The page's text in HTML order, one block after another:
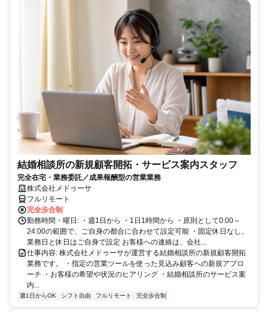
結婚相談所の新規顧客開拓・サービス案内スタッフ
完全在宅・業務委託／成果報酬型の営業業務
株式会社メドゥーサ
フルリモート
完全歩合制
勤務時間・曜日: ・週1日から ・1日1時間から ・原則として0:00～
24:00の範囲で、ご自身の都合に合わせて設定可能 ・固定休日なし。
業務日と休日はご自身で設定 お客様への連絡は、会社...
仕事内容: 株式会社メドゥーサが運営する結婚相談所の新規顧客開拓
業務です。 ・指定の営業ツールを使った見込み顧客への新規アプロ
ーチ ・お客様の希望や状況のヒアリング ・結婚相談所のサービス案
内...
週1日からOK シフト自由 フルリモート 完全歩合制